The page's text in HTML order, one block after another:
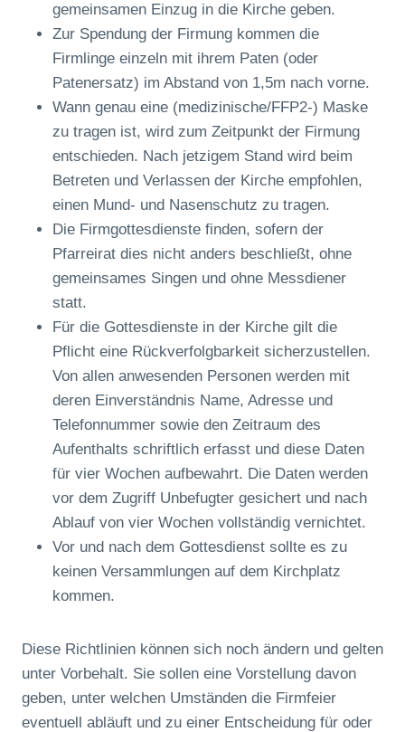
gemeinsamen Einzug in die Kirche geben.
Zur Spendung der Firmung kommen die
Firmlinge einzeln mit ihrem Paten (oder
Patenersatz) im Abstand von 1,5m nach vorne.
Wann genau eine (medizinische/FFP2-) Maske
zu tragen ist, wird zum Zeitpunkt der Firmung
entschieden. Nach jetzigem Stand wird beim
Betreten und Verlassen der Kirche empfohlen,
einen Mund- und Nasenschutz zu tragen.
Die Firmgottesdienste finden, sofern der
Pfarreirat dies nicht anders beschließt, ohne
gemeinsames Singen und ohne Messdiener
statt.
Für die Gottesdienste in der Kirche gilt die
Pflicht eine Rückverfolgbarkeit sicherzustellen.
Von allen anwesenden Personen werden mit
deren Einverständnis Name, Adresse und
Telefonnummer sowie den Zeitraum des
Aufenthalts schriftlich erfasst und diese Daten
für vier Wochen aufbewahrt. Die Daten werden
vor dem Zugriff Unbefugter gesichert und nach
Ablauf von vier Wochen vollständig vernichtet.
Vor und nach dem Gottesdienst sollte es zu
keinen Versammlungen auf dem Kirchplatz
kommen.
Diese Richtlinien können sich noch ändern und gelten
unter Vorbehalt. Sie sollen eine Vorstellung davon
geben, unter welchen Umständen die Firmfeier
eventuell abläuft und zu einer Entscheidung für oder